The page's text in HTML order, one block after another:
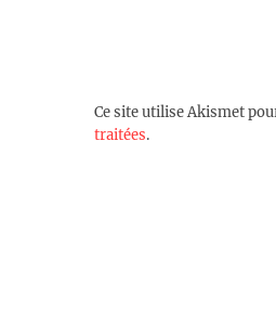
Ce site utilise Akismet
traitées.